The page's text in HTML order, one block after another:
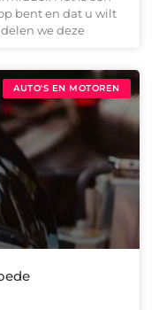
bent en dat u wilt
we deze
AUTO'S EN MOTOREN